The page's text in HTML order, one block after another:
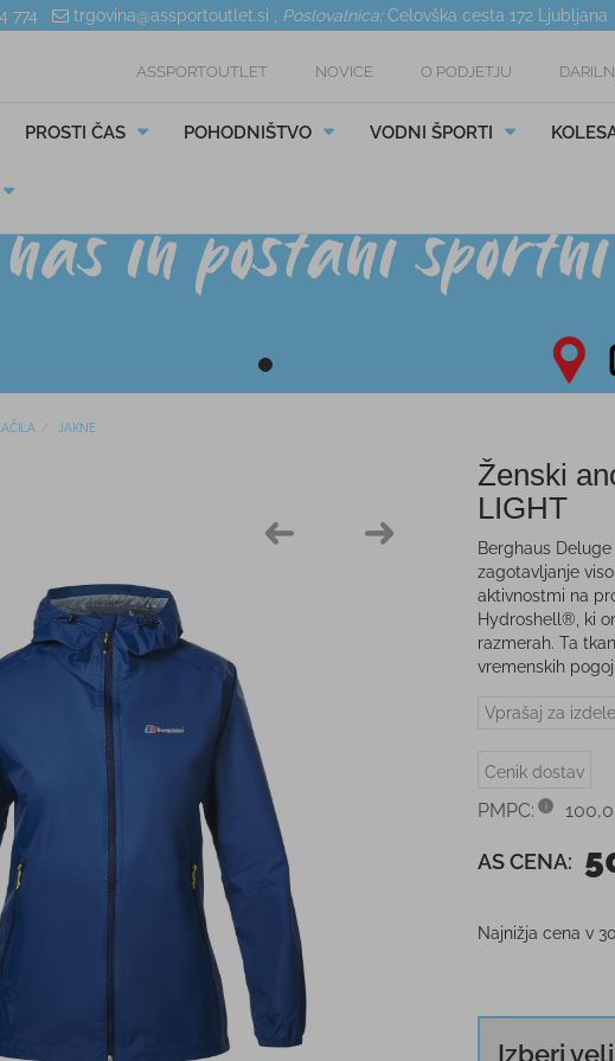
774 trgovina@assportoutlet.si Poslovalnica: Celovška cesta 172Ljubljana
ASSPORTOUTLET NOVICE O PODJETJU
PROSTI ČAS POHODNIŠTVO VODNI ŠPORTI
JAKNE
Ženski
LIGHT
Berghaus
zagotavljanje
aktivnostmi na
Hydroshell®, ki
razmerah. Ta
vremenskih
Vprašaj za
Cenik dostav
PMPC:
AS CENA:
Najnižja cena v
Izberi